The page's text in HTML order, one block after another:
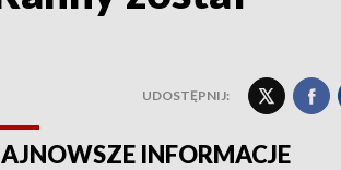
UDOSTĘPNIJ:
INFORMACJE